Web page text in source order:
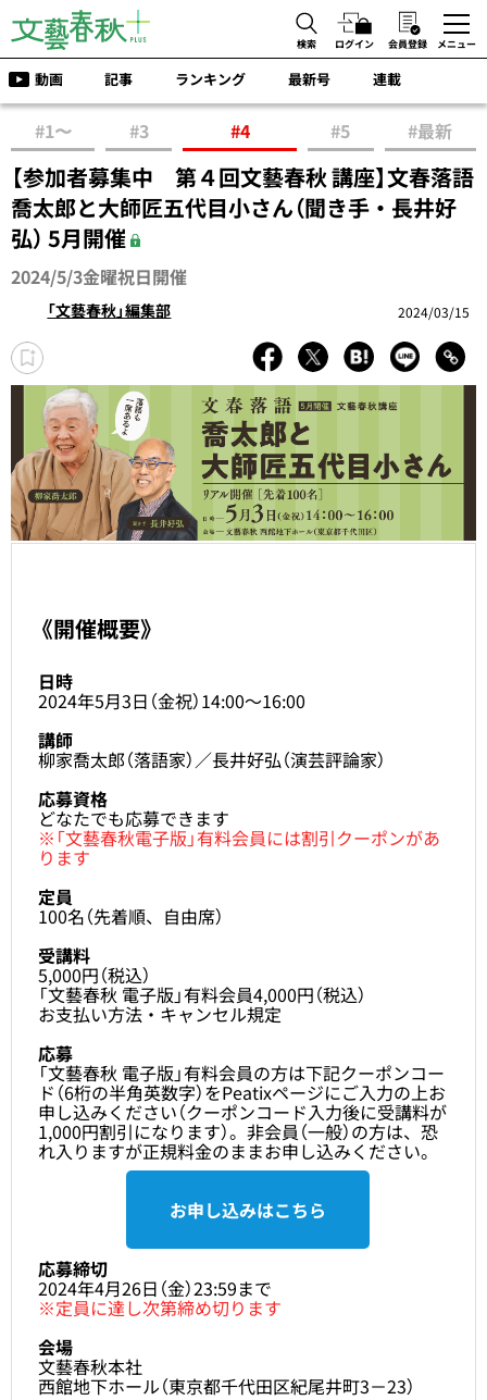
検索 ログイン 会員登録 メニュー
動画 記事 ランキング 最新号 連載
#1〜 #3 #4 #5 #最新
【参加者募集中 第４回文藝春秋 講座】文春落語
喬太郎と大師匠五代目小さん（聞き手・長井好
弘） 5月開催
2024/5/3金曜祝日開催
「文藝春秋」編集部 2024/03/15
《開催概要》
日時
2024年5月3日（金祝）14:00～16:00
講師
柳家喬太郎（落語家）／長井好弘（演芸評論家）
応募資格
どなたでも応募できます
※「文藝春秋電子版」有料会員には割引クーポンがあ
ります
定員
100名（先着順、自由席）
受講料
5,000円（税込）
「文藝春秋 電子版」有料会員4,000円（税込）
お支払い方法・キャンセル規定
応募
「文藝春秋 電子版」有料会員の方は下記クーポンコー
ド（6桁の半角英数字）をPeatixページにご入力の上お
申し込みください（クーポンコード入力後に受講料が
1,000円割引になります）。非会員（一般）の方は、恐
れ入りますが正規料金のままお申し込みください。
お申し込みはこちら
応募締切
2024年4月26日（金）23:59まで
※定員に達し次第締め切ります
会場
文藝春秋本社
西館地下ホール（東京都千代田区紀尾井町3－23）